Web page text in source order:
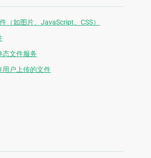
（如图片、JavaScript、CSS）
态文件服务
用户上传的文件